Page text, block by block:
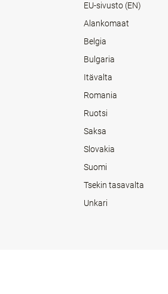
EU-sivusto (EN)
Alankomaat
Belgia
Bulgaria
Itävalta
Romania
Ruotsi
Saksa
Slovakia
Suomi
Tsekin tasavalta
Unkari